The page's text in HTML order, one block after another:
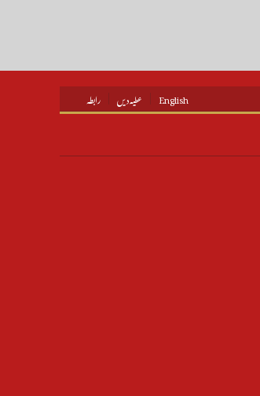
English عطیہ دیں رابطہ